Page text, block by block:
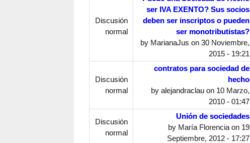
Discusión
normal
ser IVA EXENTO? Sus socios
deben ser inscriptos o pueden
ser monotributistas?
by MarianaJus on 30 Noviembre,
2015 - 19:21
Discusión
normal
contratos para sociedad de
hecho
by alejandraclauon 10 Marzo,
2010 - 01:47
Discusión
normal
Unión de sociedades
by María Florenciaon 19
Septiembre, 2012 - 17:27